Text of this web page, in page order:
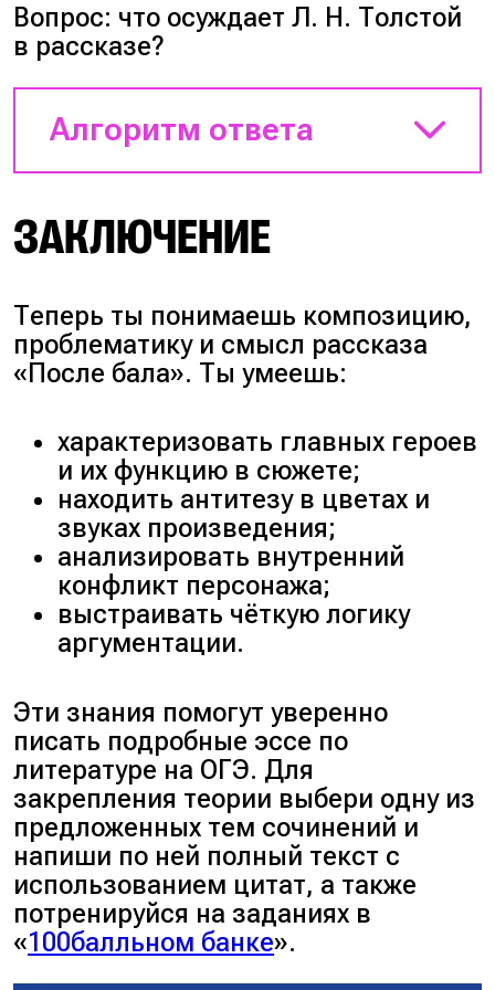
нравственному потрясению.
Вопрос: что осуждает Л. Н. Толстой
в рассказе?
Алгоритм ответа
ответственности
отдельного человека.
Покажи на примере
слепое и бездумное
подчинение армейским
законам.
Высокопоставленный
офицер снимает с себя
любую ответственность за
жестокое избиение и
прикрывается уставом
подтверждение этому факту
в тексте в тексте —
например, эпизод, где
полковник кричит «Будешь
мазать?» и бьёт солдата за
то, что тот недостаточно
сильно исполняет приказ.
Сформулируй чёткий тезис.
Писатель категорически
ЗАКЛЮЧЕНИЕ
Теперь ты понимаешь композицию,
проблематику и смысл рассказа
«После бала». Ты умеешь:
характеризовать главных героев
и их функцию в сюжете;
находить антитезу в цветах и
звуках произведения;
анализировать внутренний
конфликт персонажа;
выстраивать чёткую логику
аргументации.
Эти знания помогут уверенно
писать подробные эссе по
литературе на ОГЭ. Для
закрепления теории выбери одну из
предложенных тем сочинений и
напиши по ней полный текст с
использованием цитат, а также
потренируйся на заданиях в
«100балльном банке».